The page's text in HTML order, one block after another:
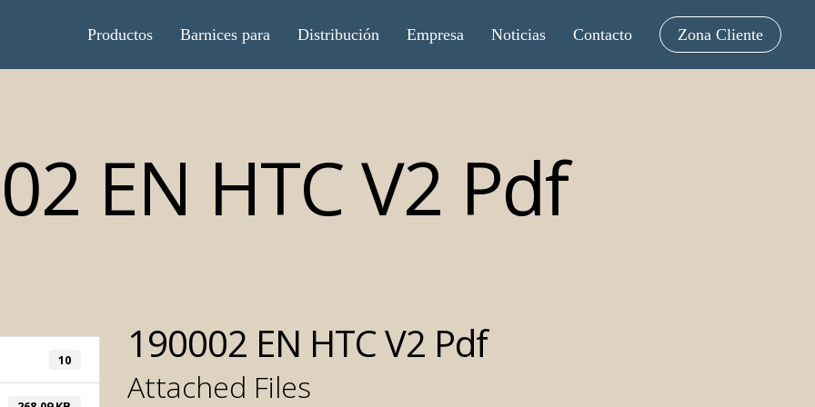
Productos Barnices para Distribución Empresa Noticias Contacto Zona Cliente
EN HTC V2 Pdf
10 190002 EN HTC V2 Pdf
Attached Files